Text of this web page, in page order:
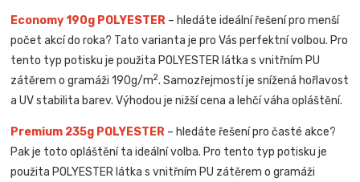
Economy 190g POLYESTER – hledáte ideální řešení pro menší
počet akcí do roka? Tato varianta je pro Vás perfektní volbou. Pro
tento typ potisku je použita POLYESTER látka s vnitřním PU
zátěrem o gramáži 190g/m2. Samozřejmostí je snížená hořlavost
a UV stabilita barev. Výhodou je nižší cena a lehčí váha opláštění.
Premium 235g POLYESTER – hledáte řešení pro časté akce?
Pak je toto opláštění ta ideální volba. Pro tento typ potisku je
použita POLYESTER látka s vnitřním PU zátěrem o gramáži